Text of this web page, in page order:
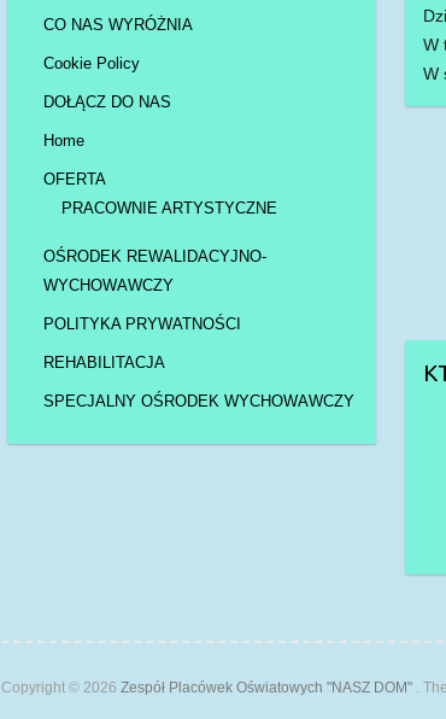
CO NAS WYRÓŻNIA
Cookie Policy
DOŁĄCZ DO NAS
Home
OFERTA
PRACOWNIE ARTYSTYCZNE
OŚRODEK REWALIDACYJNO-
WYCHOWAWCZY
POLITYKA PRYWATNOŚCI
REHABILITACJA
SPECJALNY OŚRODEK WYCHOWAWCZY
W
W
Copyright © 2026 Zespół Placówek Oświatowych "NASZ DOM" .